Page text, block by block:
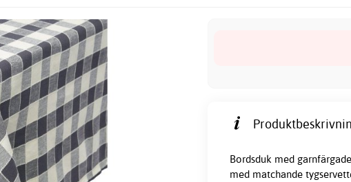
Bordsduk med
med matchande